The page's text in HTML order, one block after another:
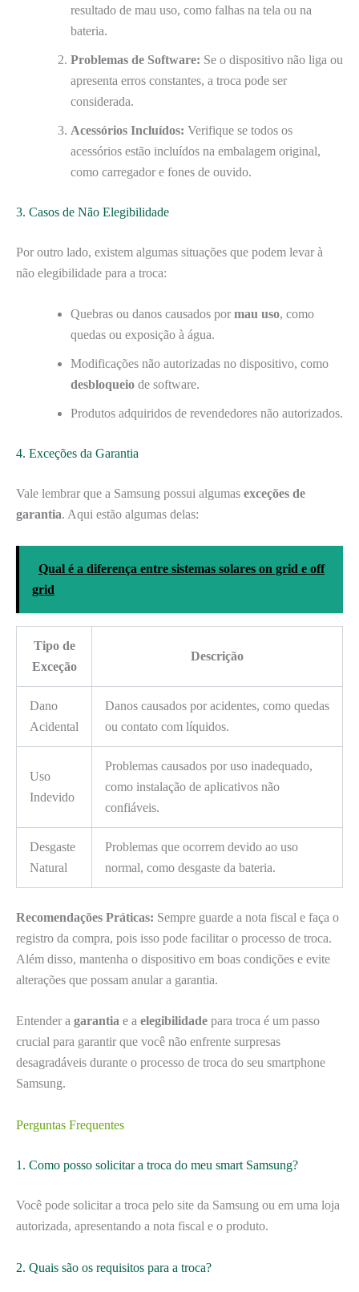
resultado de mau uso, como falhas na tela ou na
bateria.
Problemas de Software: Se o dispositivo não liga ou
apresenta erros constantes, a troca pode ser
considerada.
Acessórios Incluídos: Verifique se todos os
acessórios estão incluídos na embalagem original,
como carregador e fones de ouvido.
3. Casos de Não Elegibilidade
Por outro lado, existem algumas situações que podem levar à
não elegibilidade para a troca:
Quebras ou danos causados por mau uso, como
quedas ou exposição à água.
Modificações não autorizadas no dispositivo, como
desbloqueio de software.
Produtos adquiridos de revendedores não autorizados.
4. Exceções da Garantia
Vale lembrar que a Samsung possui algumas exceções de
garantia. Aqui estão algumas delas:
Qual é a diferença entre sistemas solares on grid e off
grid
Tipo de
Exceção
Descrição
Dano
Acidental
Danos causados por acidentes, como quedas
ou contato com líquidos.
Uso
Indevido
Problemas causados por uso inadequado,
como instalação de aplicativos não
confiáveis.
Desgaste
Natural
Problemas que ocorrem devido ao uso
normal, como desgaste da bateria.
Recomendações Práticas: Sempre guarde a nota fiscal e faça o
registro da compra, pois isso pode facilitar o processo de troca.
Além disso, mantenha o dispositivo em boas condições e evite
alterações que possam anular a garantia.
Entender a garantia e a elegibilidade para troca é um passo
crucial para garantir que você não enfrente surpresas
desagradáveis durante o processo de troca do seu smartphone
Samsung.
Perguntas Frequentes
1. Como posso solicitar a troca do meu smart Samsung?
Você pode solicitar a troca pelo site da Samsung ou em uma loja
autorizada, apresentando a nota fiscal e o produto.
2. Quais são os requisitos para a troca?